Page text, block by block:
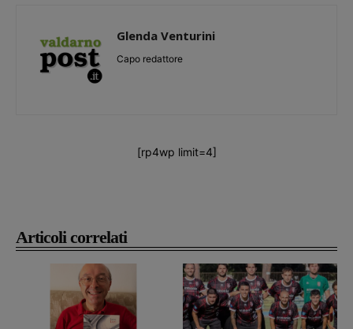
Articoli correlati
Glenda Venturini
Capo redattore
[rp4wp limit=4]